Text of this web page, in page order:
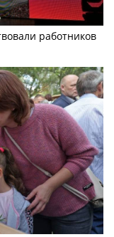
работников